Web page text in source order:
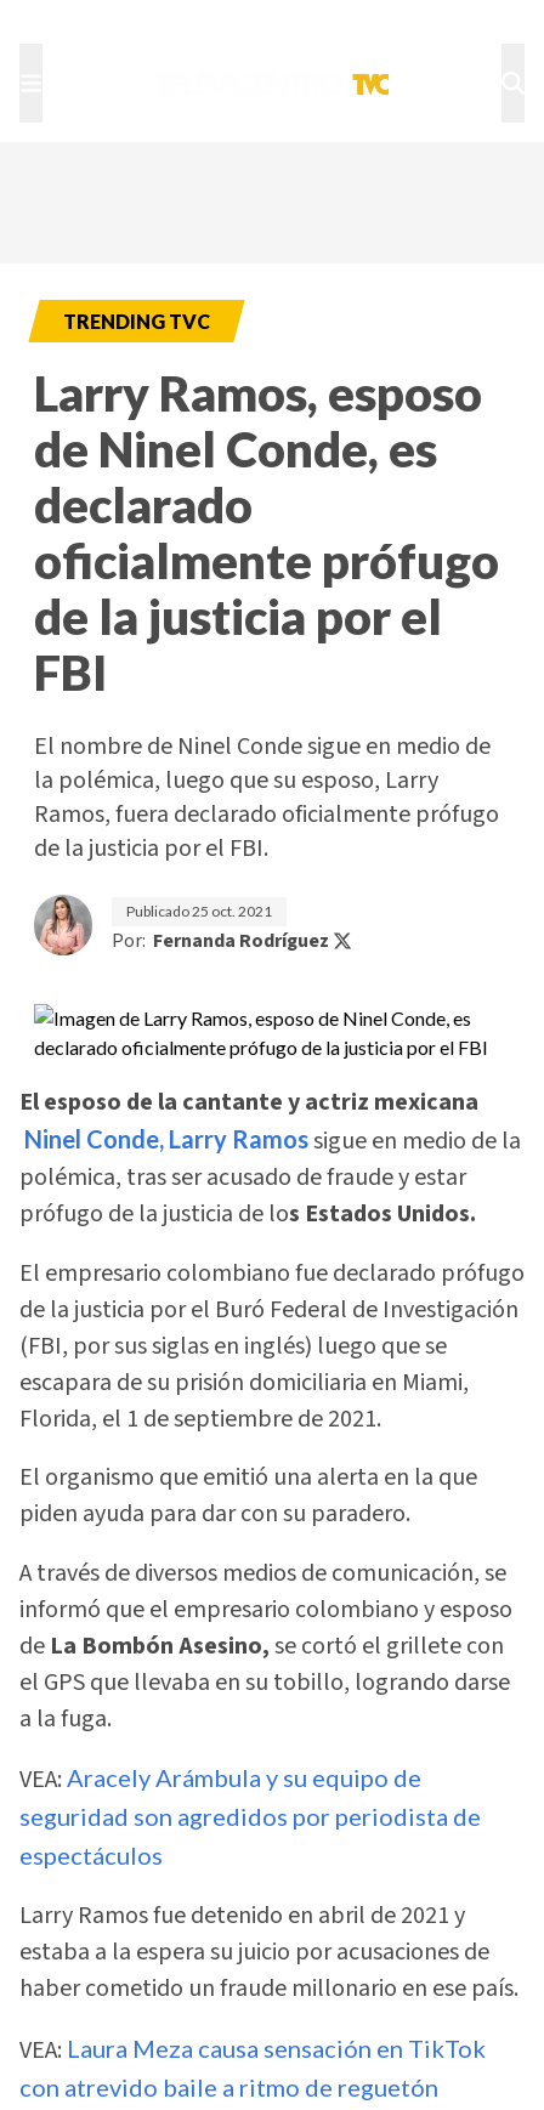
TRENDING TVC
Larry Ramos, esposo
de Ninel Conde, es
declarado
oficialmente prófugo
de la justicia por el
FBI
El nombre de Ninel Conde sigue en medio de
la polémica, luego que su esposo, Larry
Ramos, fuera declarado oficialmente prófugo
de la justicia por el FBI.
Publicado25 oct. 2021
Por: Fernanda Rodríguez
El esposo de la cantante y actriz mexicana
Ninel Conde, Larry Ramossigue en medio de la
polémica, tras ser acusado de fraude y estar
prófugo de la justicia de los Estados Unidos.
El empresario colombiano fue declarado prófugo
de la justicia por el Buró Federal de Investigación
(FBI, por sus siglas en inglés) luego que se
escapara de su prisión domiciliaria en Miami,
Florida, el 1 de septiembre de 2021.
El organismo que emitió una alerta en la que
piden ayuda para dar con su paradero.
A través de diversos medios de comunicación, se
informó que el empresario colombiano y esposo
de La Bombón Asesino,se cortó el grillete con
el GPS que llevaba en su tobillo, logrando darse
a la fuga.
VEA: Aracely Arámbula y su equipo de
seguridad son agredidos por periodista de
espectáculos
Larry Ramos fue detenido en abril de 2021 y
estaba a la espera su juicio por acusaciones de
haber cometido un fraude millonario en ese país.
VEA: Laura Meza causa sensación en TikTok
con atrevido baile a ritmo de reguetón